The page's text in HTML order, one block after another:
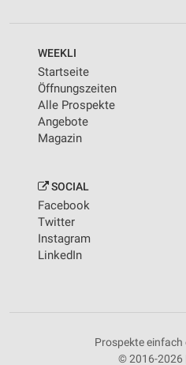
WEEKLI
Startseite
Öffnungszeiten
Alle Prospekte
Angebote
Magazin
SOCIAL
Facebook
Twitter
Instagram
LinkedIn
Prospekte
© 2016-2026